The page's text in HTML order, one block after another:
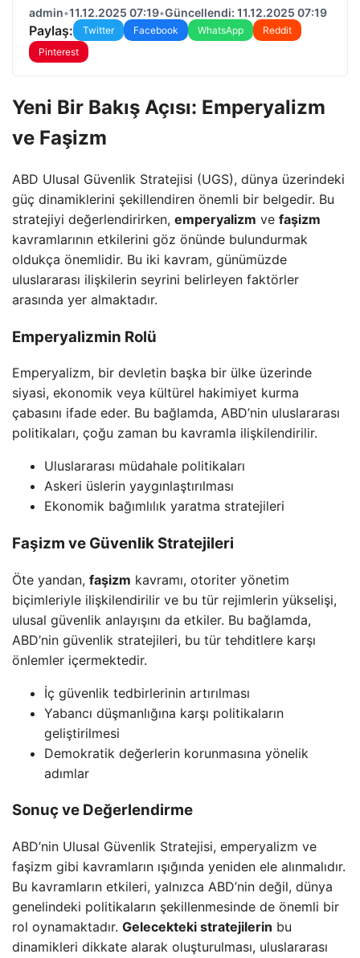
admin•11.12.2025 07:19•Güncellendi: 11.12.2025 07:19
Paylaş: Twitter Facebook WhatsApp
Reddit
Pinterest
Yeni Bir Bakış Açısı: Emperyalizm
ve Faşizm
ABD Ulusal Güvenlik Stratejisi (UGS), dünya üzerindeki
güç dinamiklerini şekillendiren önemli bir belgedir. Bu
stratejiyi değerlendirirken, emperyalizm ve faşizm
kavramlarının etkilerini göz önünde bulundurmak
oldukça önemlidir. Bu iki kavram, günümüzde
uluslararası ilişkilerin seyrini belirleyen faktörler
arasında yer almaktadır.
Emperyalizmin Rolü
Emperyalizm, bir devletin başka bir ülke üzerinde
siyasi, ekonomik veya kültürel hakimiyet kurma
çabasını ifade eder. Bu bağlamda, ABD’nin uluslararası
politikaları, çoğu zaman bu kavramla ilişkilendirilir.
Uluslararası müdahale politikaları
Askeri üslerin yaygınlaştırılması
Ekonomik bağımlılık yaratma stratejileri
Faşizm ve Güvenlik Stratejileri
Öte yandan, faşizm kavramı, otoriter yönetim
biçimleriyle ilişkilendirilir ve bu tür rejimlerin yükselişi,
ulusal güvenlik anlayışını da etkiler. Bu bağlamda,
ABD’nin güvenlik stratejileri, bu tür tehditlere karşı
önlemler içermektedir.
İç güvenlik tedbirlerinin artırılması
Yabancı düşmanlığına karşı politikaların
geliştirilmesi
Demokratik değerlerin korunmasına yönelik
adımlar
Sonuç ve Değerlendirme
ABD’nin Ulusal Güvenlik Stratejisi, emperyalizm ve
faşizm gibi kavramların ışığında yeniden ele alınmalıdır.
Bu kavramların etkileri, yalnızca ABD’nin değil, dünya
genelindeki politikaların şekillenmesinde de önemli bir
rol oynamaktadır. Gelecekteki stratejilerin bu
dinamikleri dikkate alarak oluşturulması, uluslararası